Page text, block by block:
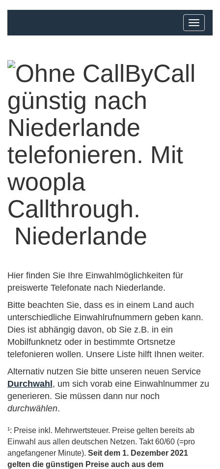
Niederlande
Hier finden Sie Ihre Einwahlmöglichkeiten für
preiswerte Telefonate nach Niederlande.
Bitte beachten Sie, dass es in einem Land auch
unterschiedliche Einwahlrufnummern geben kann.
Dies ist abhängig davon, ob Sie z.B. in ein
Mobilfunknetz oder in bestimmte Ortsnetze
telefonieren wollen. Unsere Liste hilft Ihnen weiter.
Alternativ nutzen Sie bitte unseren neuen Service
Durchwahl , um sich vorab eine Einwahlnummer zu
generieren. Sie müssen dann nur noch
durchwählen.
¹: Preise inkl. Mehrwertsteuer. Preise gelten bereits ab
Einwahl aus allen deutschen Netzen. Takt 60/60 (=pro
angefangener Minute). Seit dem 1. Dezember 2021
gelten die günstigen Preise auch aus dem